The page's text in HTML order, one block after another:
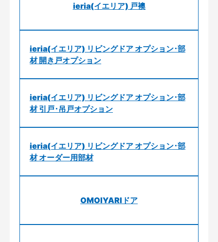
ieria(イエリア) 戸襖
ieria(イエリア) リビングドア オプション･部
材 開き戸オプション
ieria(イエリア) リビングドア オプション･部
材 引戸･吊戸オプション
ieria(イエリア) リビングドア オプション･部
材 オーダー用部材
OMOIYARIドア